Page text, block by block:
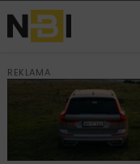
REKLAMA